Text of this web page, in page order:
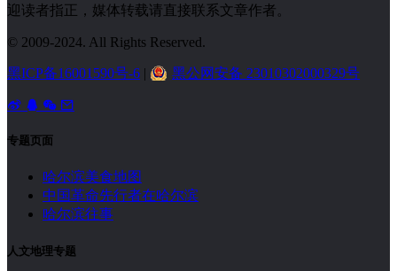
迎读者指正，媒体转载请直接联系文章作者。
© 2009-2024. All Rights Reserved.
黑ICP备16001590号-6 | 黑公网安备 23010302000329号
专题页面
哈尔滨美食地图
中国革命先行者在哈尔滨
哈尔滨往事
人文地理专题